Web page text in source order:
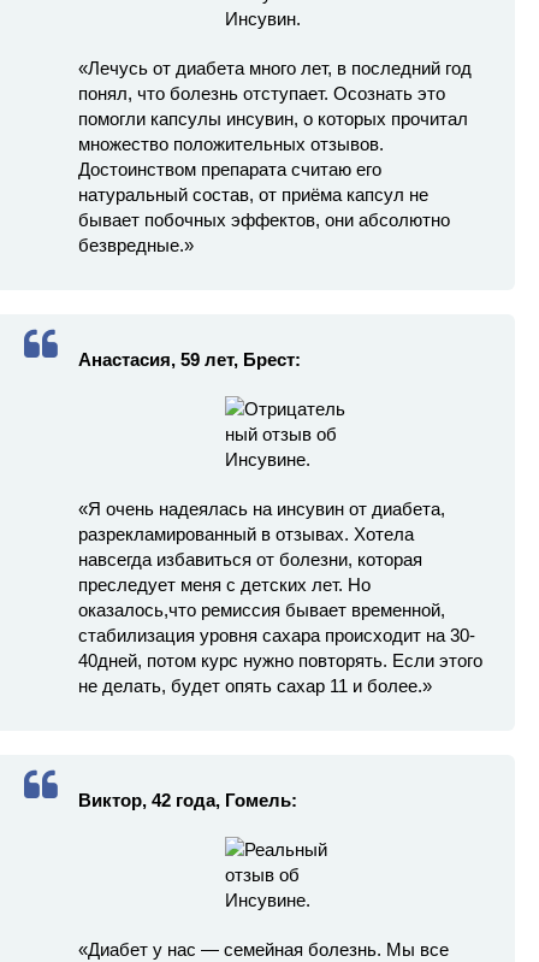
«Лечусь от диабета много лет, в последний год
понял, что болезнь отступает. Осознать это
помогли капсулы инсувин, о которых прочитал
множество положительных отзывов.
Достоинством препарата считаю его
натуральный состав, от приёма капсул не
бывает побочных эффектов, они абсолютно
безвредные.»
Анастасия, 59 лет, Брест:
«Я очень надеялась на инсувин от диабета,
разрекламированный в отзывах. Хотела
навсегда избавиться от болезни, которая
преследует меня с детских лет. Но
оказалось,что ремиссия бывает временной,
стабилизация уровня сахара происходит на 30-
40дней, потом курс нужно повторять. Если этого
не делать, будет опять сахар 11 и более.»
Виктор, 42 года, Гомель:
«Диабет у нас — семейная болезнь. Мы все